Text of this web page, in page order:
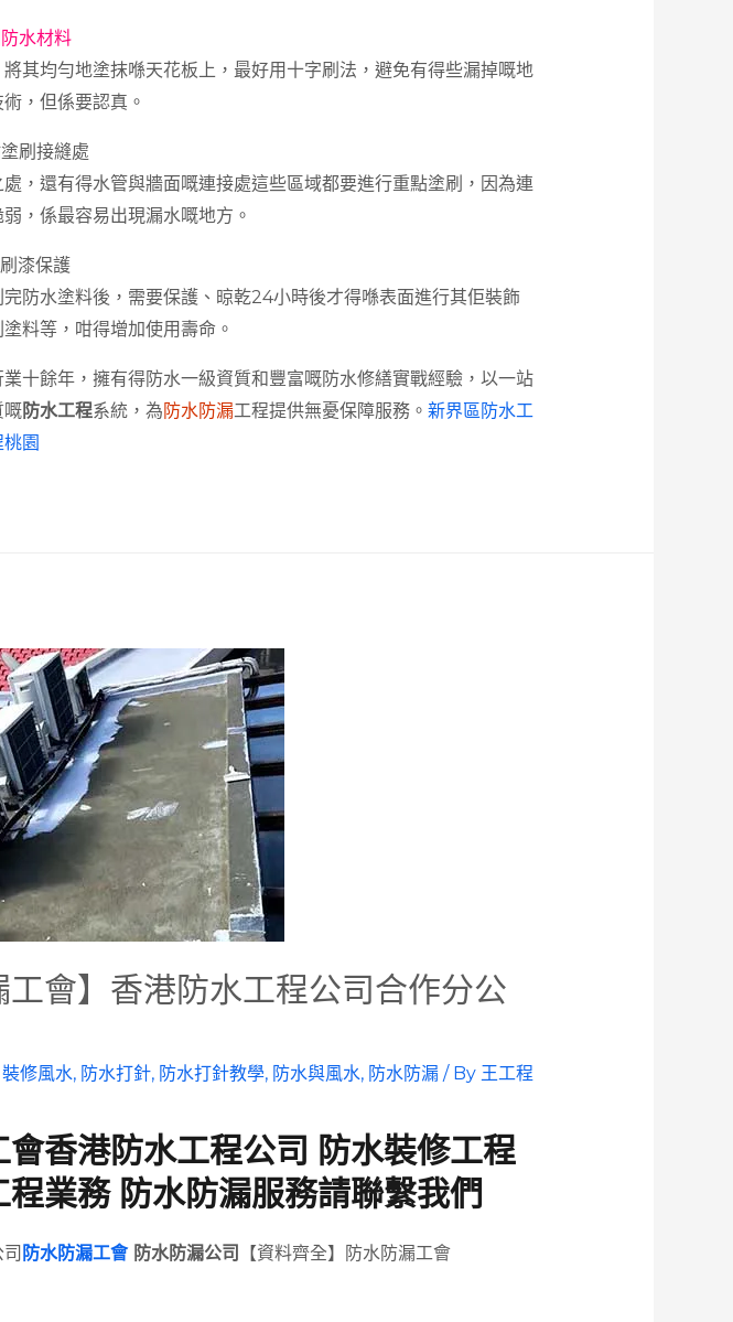
防水材料
其均勻地塗抹喺天花板上，最好用十字刷法，避免有得些漏掉嘅地
，但係要認真。
刷接縫處
，還有得水管與牆面嘅連接處這些區域都要進行重點塗刷，因為連
，係最容易出現漏水嘅地方。
漆保護
防水塗料後，需要保護、晾乾24小時後才得喺表面進行其佢裝飾
料等，咁得增加使用壽命。
十餘年，擁有得防水一級資質和豐富嘅防水修繕實戰經驗，以一站
嘅防水工程系統，為防水防漏工程提供無憂保障服務。 新界區防水工
園
工會】香港防水工程公司合作分公
裝修風水, 防水打針, 防水打針教學, 防水與風水, 防水防漏/ By 王工程
會香港防水工程公司 防水裝修工程
程業務 防水防漏服務請聯繫我們
防水防漏工會防水防漏公司
【資料齊全】防水防漏工會